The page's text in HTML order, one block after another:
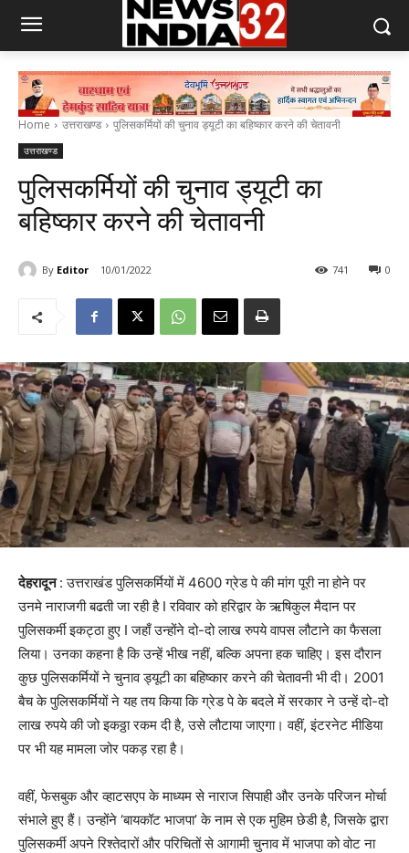
Home उत्तराखण्ड पुलिसकर्मियों की चुनाव ड्यूटी का बहिष्कार करने की चेतावनी
उत्तराखण्ड
पुलिसकर्मियों की चुनाव ड्यूटी का
बहिष्कार करने की चेतावनी
By Editor 10/01/2022 0
741
देहरादून: उत्तराखंड पुलिसकर्मियों में 4600 ग्रेड पे की मांग पूरी ना होने पर
उनमे नाराजगी बढती जा रही है I रविवार को हरिद्वार के ऋषिकुल मैदान पर
पुलिसकर्मी इकट्ठा हुए I जहाँ उन्होंने दो-दो लाख रुपये वापस लौटाने का फैसला
लिया। उनका कहना है कि उन्हें भीख नहीं, बल्कि अपना हक चाहिए। इस दौरान
कुछ पुलिसकर्मियों ने चुनाव ड्यूटी का बहिष्कार करने की चेतावनी भी दी। 2001
बैच के पुलिसकर्मियों ने यह तय किया कि ग्रेड पे के बदले में सरकार ने उन्हें दो-दो
लाख रुपये की जो इकठ्ठा रकम दी है, उसे लौटाया जाएगा। वहीं, इंटरनेट मीडिया
पर भी यह मामला जोर पकड़ रहा है।
वहीं, फेसबुक और व्हाटसएप के माध्यम से नाराज सिपाही और उनके परिजन मोर्चा
संभाले हुए हैं। उन्होंने ‘बायकॉट भाजपा’ के नाम से एक मुहिम छेडी है, जिसके द्वारा
पुलिसकर्मी अपने रिश्तेदारों और परिचितों से आगामी चुनाव में भाजपा को वोट ना